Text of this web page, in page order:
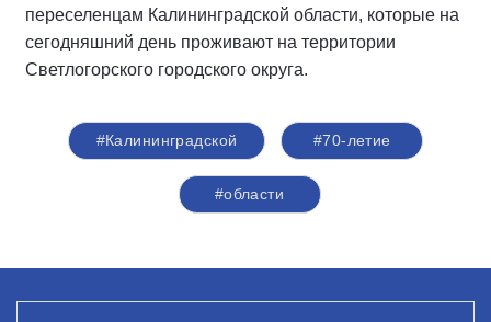
переселенцам Калининградской области, которые на
сегодняшний день проживают на территории
Светлогорского городского округа.
#Калининградской #70-летие
#области